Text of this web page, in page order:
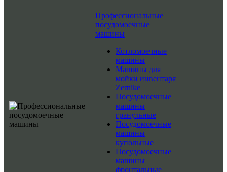
Профессиональные
посудомоечные
машины
Котломоечные
машины
Машины для
мойки инвентаря
Zernike
Посудомоечные
машины
гранульные
Посудомоечные
машины
купольные
Посудомоечные
машины
фронтальные